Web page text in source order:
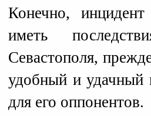
Конечно,
иметь
Севастополя,
удобный и удачный
для его оппонентов.